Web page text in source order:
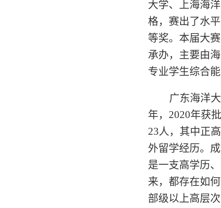
大学、上海海
格，赛出了水
等奖。本届大
承办，主要由
专业学生综合
广东海洋
年， 2020年获
23人，其中正高
外留学经历。
是一支高学历
来，都存在如
部级以上高层